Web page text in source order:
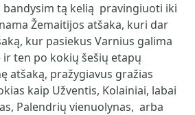
tą kelią pravingiuoti iki
Žemaitijos atšaka, kuri dar
kur pasiekus Varnius galima
ten po kokių šešių etapų
atšaką, pražygiavus gražias
kaip Užventis, Kolainiai, labai
Palendrių vienuolynas, arba